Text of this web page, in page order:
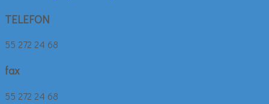
TELEFON
55 272 24 68
fax
55 272 24 68